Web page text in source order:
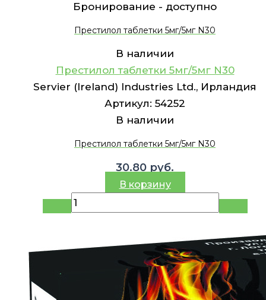
Бронирование - доступно
Престилол таблетки 5мг/5мг N30
В наличии
Престилол таблетки 5мг/5мг N30
Servier (Ireland) Industries Ltd., Ирландия
Артикул: 54252
В наличии
Престилол таблетки 5мг/5мг N30
30.80 руб.
В корзину